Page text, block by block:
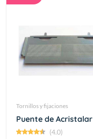
Tornillos y fijaciones
Puente de
(4.0)